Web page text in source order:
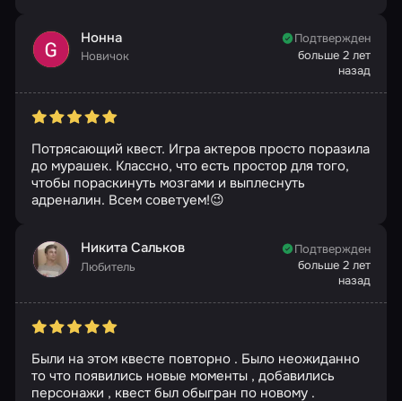
Нонна
Новичок
Подтвержден
больше 2 лет
назад
Потрясающий квест. Игра актеров просто поразила
до мурашек. Классно, что есть простор для того,
чтобы пораскинуть мозгами и выплеснуть
адреналин. Всем советуем!😉
Никита Сальков
Любитель
Подтвержден
больше 2 лет
назад
Были на этом квесте повторно . Было неожиданно
то что появились новые моменты , добавились
персонажи , квест был обыгран по новому .